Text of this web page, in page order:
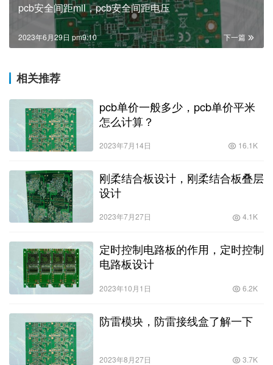
pcb安全间距mil，pcb安全间距电压
下一篇
2023年6月29日 pm9:10
相关推荐
pcb单价一般多少，pcb单价平米
怎么计算？
2023年7月14日 16.1K
刚柔结合板设计，刚柔结合板叠层
设计
2023年7月27日 4.1K
定时控制电路板的作用，定时控制
电路板设计
2023年10月1日 6.2K
防雷模块，防雷接线盒了解一下
2023年8月27日 3.7K